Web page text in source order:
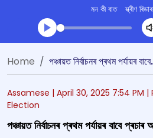
মন কী বাত স্ক্ৰীণ
Transcript summary
খেলা
Home পঞ্চায়ত
Assamese | April 30, 2025 7:54 PM |
Election
পঞ্চায়ত নিৰ্বাচনৰ প্ৰথম পৰ্যায়ৰ বাবে প্ৰচাৰ